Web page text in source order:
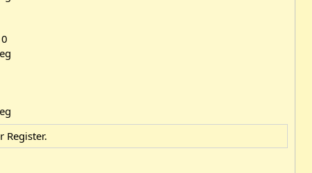
Register.